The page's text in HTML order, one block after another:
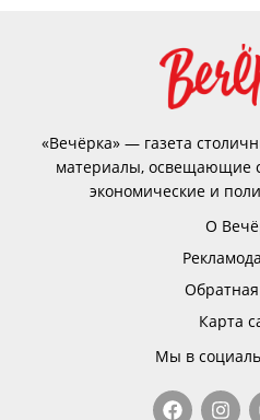
«Вечёрка» — газета
материалы, освещающие
экономические и
О
Карта
Мы в